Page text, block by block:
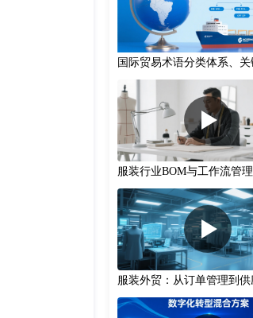
国际贸易术语分类体系、
服装行业BOM与工作流管
服装外贸：从订单管理到供